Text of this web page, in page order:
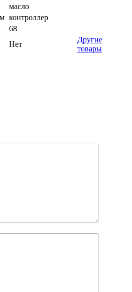
масло
контроллер
68
Нет
Другие
товары